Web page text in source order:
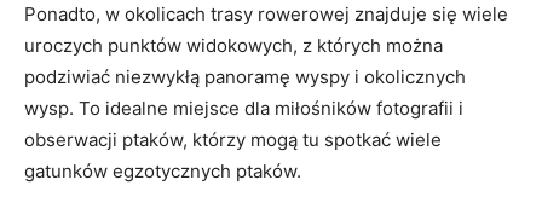
Ponadto, w okolicach ⁣trasy⁣ rowerowej znajduje się wiele
uroczych punktów widokowych, z których ‍można
podziwiać niezwykłą​ panoramę‌ wyspy i okolicznych
wysp. To⁣ idealne miejsce dla‌ miłośników ‌fotografii i
obserwacji ptaków,‍ którzy ⁣mogą tu ⁣spotkać⁣ wiele
gatunków egzotycznych ⁢ptaków.